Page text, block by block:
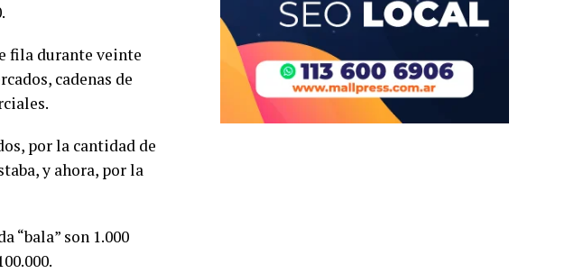
fila durante veinte
cadenas de
por la cantidad de
y ahora, por la
“bala” son 1.000